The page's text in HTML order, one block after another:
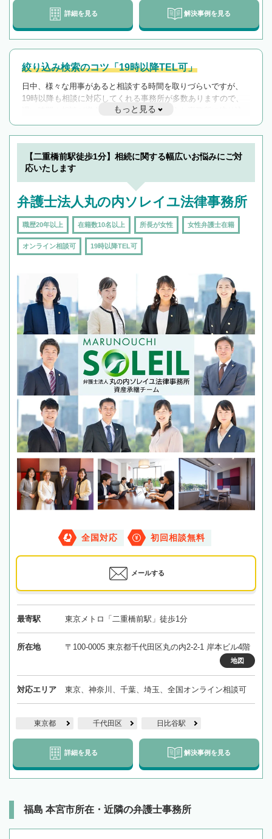
詳細を見る 解決事例を見る
絞り込み検索のコツ「19時以降TEL可」
日中、様々な用事があると相談する時間を取りづらいですが、
19時以降も相談に対応してくれる事務所が多数ありますので、
遅い時間の相談が増えそうな場合はそのような事務所に絞り込
んで検索してみましょう。
19時以降TEL可の条件
を加えて再検索
もっと見る
【二重橋前駅徒歩1分】相続に関する幅広いお悩みにご対
応いたします
弁護士法人丸の内ソレイユ法律事務所
職歴20年以上 在籍数10名以上 所長が女性 女性弁護士在籍
オンライン相談可 19時以降TEL可
全国対応 初回相談無料
メールする
最寄駅 東京メトロ「二重橋前駅」徒歩1分
所在地 〒100-0005 東京都千代田区丸の内2-2-1 岸本ビル4階
地図
対応エリア 東京、神奈川、千葉、埼玉、全国オンライン相談可
東京都 千代田区 日比谷駅
詳細を見る 解決事例を見る
福島 本宮市所在・近隣の弁護士事務所